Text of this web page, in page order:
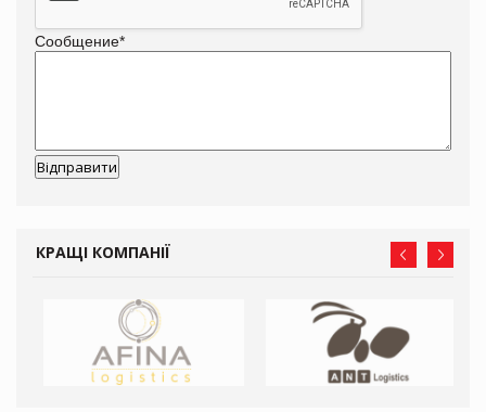
Сообщение*
КРАЩІ КОМПАНІЇ